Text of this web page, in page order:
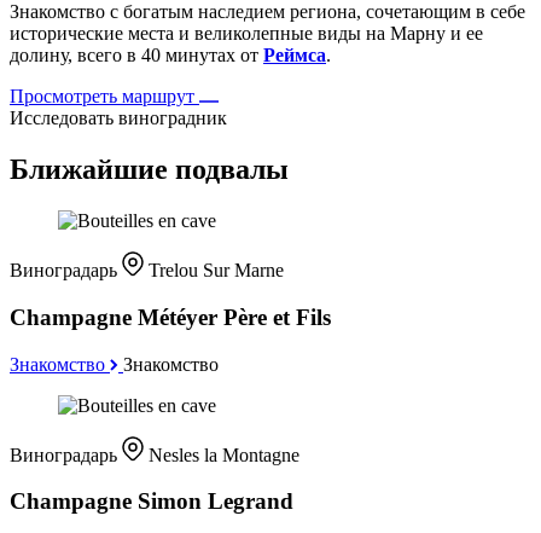
Знакомство с богатым наследием региона, сочетающим в себе
исторические места и великолепные виды на Марну и ее
долину, всего в 40 минутах от Реймса.
Просмотреть маршрут
Исследовать виноградник
Ближайшие подвалы
Виноградарь Trelou Sur Marne
Champagne Météyer Père et Fils
Знакомство Знакомство
Виноградарь Nesles la Montagne
Champagne Simon Legrand